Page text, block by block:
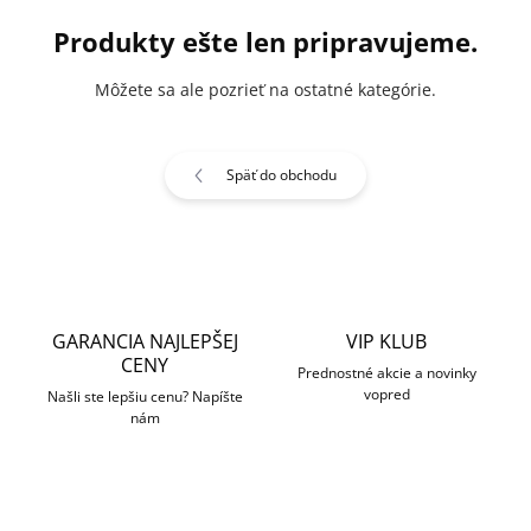
Produkty ešte len pripravujeme.
Môžete sa ale pozrieť na ostatné kategórie.
Späť do obchodu
GARANCIA NAJLEPŠEJ
CENY
Našli ste lepšiu cenu? Napíšte
nám
VIP KLUB
Prednostné akcie a novinky
vopred